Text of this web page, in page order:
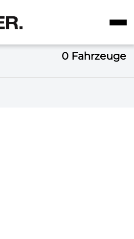
0 Fahrzeuge